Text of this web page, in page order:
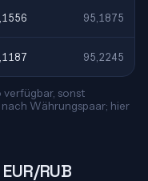
95,1875
95,2245
sonst
Währungspaar; hier
RUB